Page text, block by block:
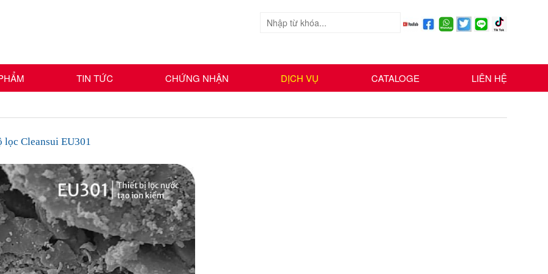
TIN TỨC CHỨNG NHẬN DỊCH VỤ CATALOGE LIÊN HỆ
lọc Cleansui EU301